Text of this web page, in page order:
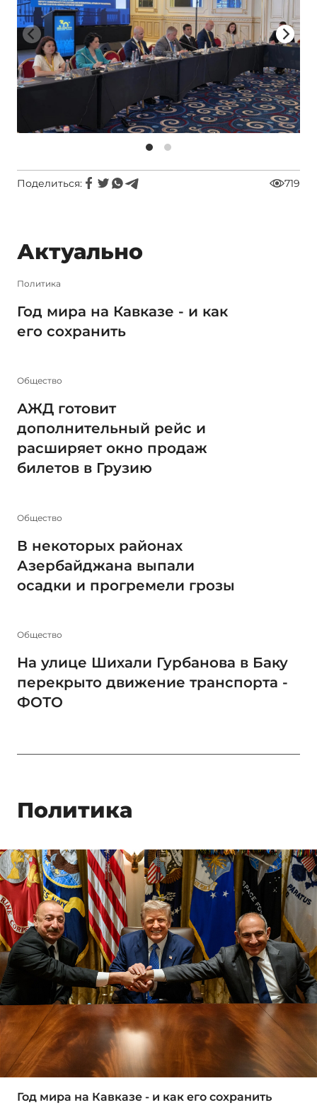
Поделиться: 719
Актуально
Политика
Год мира на Кавказе - и как
его сохранить
Общество
АЖД готовит
дополнительный рейс и
расширяет окно продаж
билетов в Грузию
Общество
В некоторых районах
Азербайджана выпали
осадки и прогремели грозы
Общество
На улице Шихали Гурбанова в Баку
перекрыто движение транспорта -
ФОТО
Политика
Год мира на Кавказе - и как его сохранить